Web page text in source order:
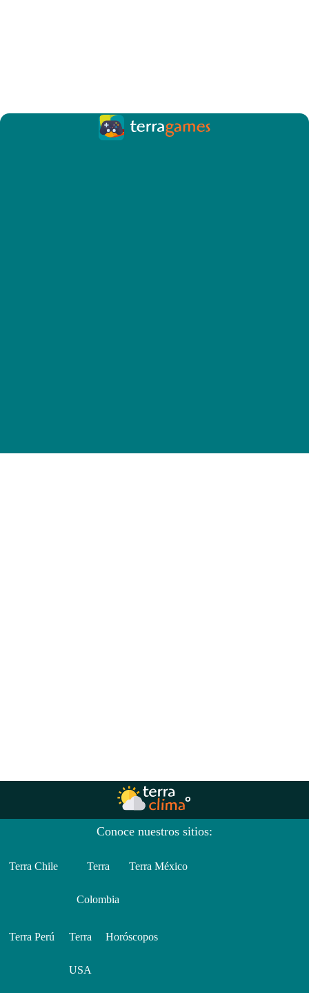
Conoce nuestros sitios:
Terra Chile Terra
Colombia
Terra México
Terra Perú Terra
USA
Horóscopos